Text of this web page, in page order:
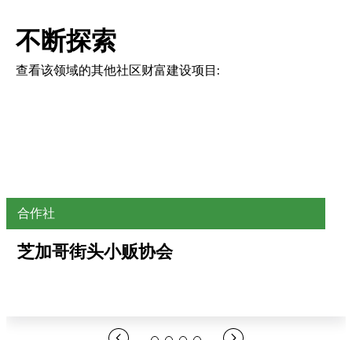
不断探索
查看该领域的其他社区财富建设项目:
合作社
芝加哥街头小贩协会